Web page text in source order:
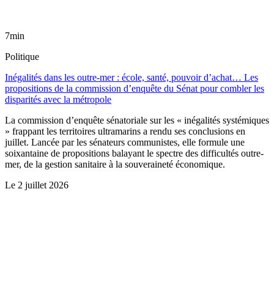
7min
Politique
Inégalités dans les outre-mer : école, santé, pouvoir d’achat… Les
propositions de la commission d’enquête du Sénat pour combler les
disparités avec la métropole
La commission d’enquête sénatoriale sur les « inégalités systémiques
» frappant les territoires ultramarins a rendu ses conclusions en
juillet. Lancée par les sénateurs communistes, elle formule une
soixantaine de propositions balayant le spectre des difficultés outre-
mer, de la gestion sanitaire à la souveraineté économique.
Le 2 juillet 2026